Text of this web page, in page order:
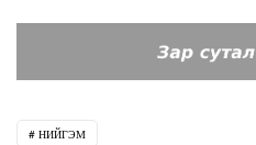
НИЙГЭМ